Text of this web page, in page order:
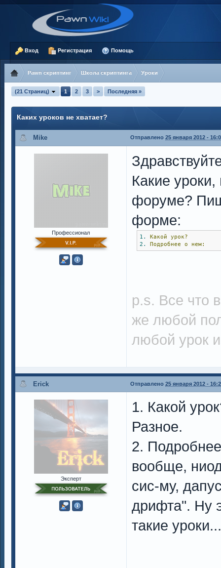
Вход Регистрация Помощь
Pawn скриптинг Школа скриптинга Уроки
(21 Страниц) 1 2 3 > Последняя »
Каких уроков не хватает?
Mike Отправлено 25 января 2012 -
Профессионал
Какие
форуме?
форме:
1. Какой
урок?
2.
Подробнее о нем:
p.s. Все что
же любой
любой урок
Erick Отправлено 25 января 2012 -
Эксперт
1. Какой
Разное.
2.
вообще,
сис-му,
дрифта". Ну
такие уроки...